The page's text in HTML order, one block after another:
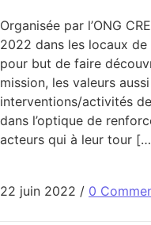
Organisée par l’ONG
2022 dans les locaux
pour but de faire
mission, les valeurs
interventions/activités de
dans l’optique de
acteurs qui à leur tour
22 juin 2022 / 0